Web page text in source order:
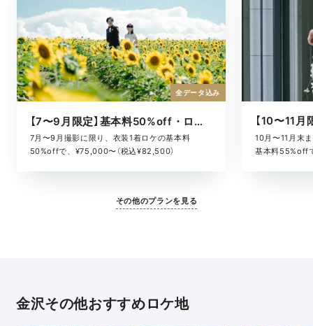
【7〜9月限定】基本料50%off・ロケキャンペーン
7月〜9月撮影に限り、衣装1着ロケの基本料
50%offで、¥75,000〜（税込¥82,500）
全データ込み
10月〜11月末
基本料55%off
その他のプランを見る
金沢その他おすすめロケ地